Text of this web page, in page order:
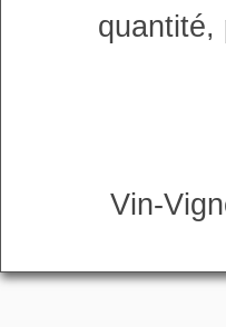
quantité,
Vin-